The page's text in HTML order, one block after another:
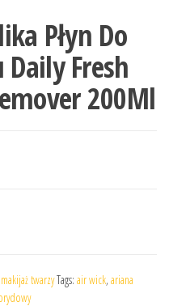
Płyn Do
Fresh
200Ml
twarzyTags: air wick, ariana